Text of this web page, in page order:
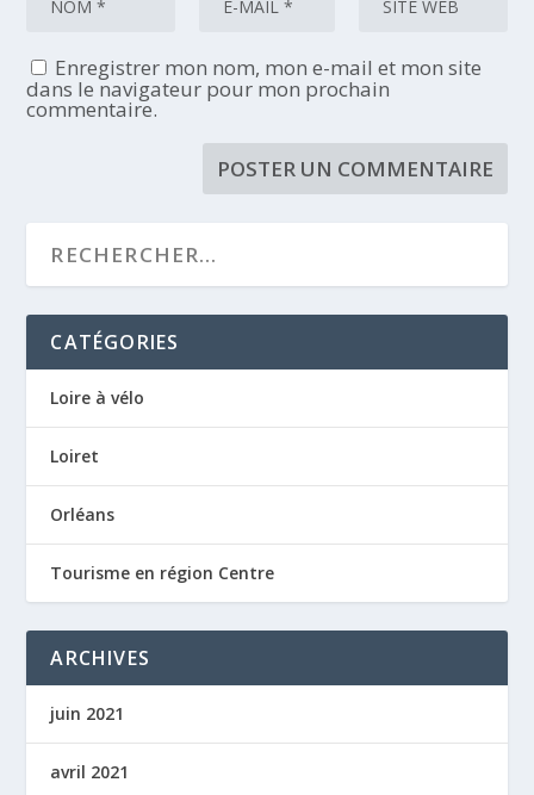
Enregistrer mon nom, mon e-mail et mon site
dans le navigateur pour mon prochain
commentaire.
CATÉGORIES
Loire à vélo
Loiret
Orléans
Tourisme en région Centre
ARCHIVES
juin 2021
avril 2021